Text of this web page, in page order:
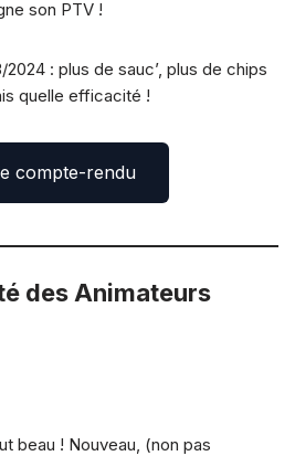
son PTV !
2024 : plus de sauc’, plus de chips
quelle efficacité !
compte-rendu
des Animateurs
beau ! Nouveau, (non pas